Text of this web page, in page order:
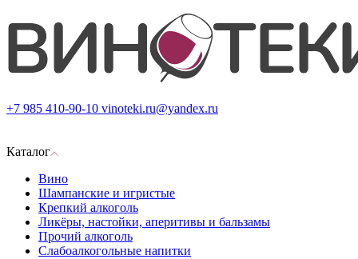
+7 985 410-90-10 vinoteki.ru@yandex.ru
Каталог
Вино
Шампанские и игристые
Крепкий алкоголь
Ликёры, настойки, аперитивы и бальзамы
Прочий алкоголь
Слабоалкогольные напитки